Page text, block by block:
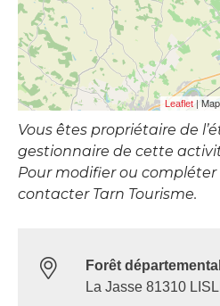
Leaflet |
Vous êtes propriétaire de
gestionnaire de cette
Pour modifier ou
contacter Tarn Tourisme.
Forêt
La Jasse 81310